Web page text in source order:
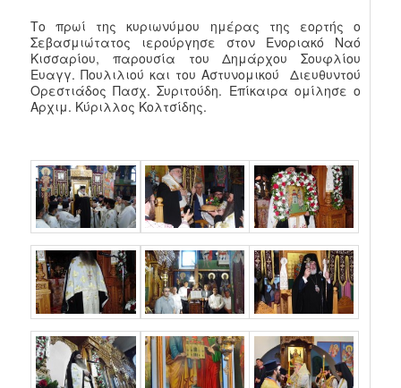
Το πρωί της κυριωνύμου ημέρας της εορτής ο
Σεβασμιώτατος ιερούργησε στον Ενοριακό Ναό
Κισσαρίου, παρουσία του Δημάρχου Σουφλίου
Ευαγγ. Πουλιλιού και του Αστυνομικού Διευθυντού
Ορεστιάδος Πασχ. Συριτούδη. Επίκαιρα ομίλησε ο
Αρχιμ. Κύριλλος Κολτσίδης.